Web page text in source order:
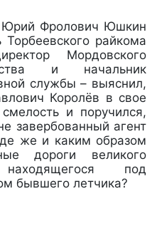
Фролович Юшкин
райкома
Мордовского
и начальник
службы – выяснил,
Королёв в свое
и поручился,
завербованный агент
же и каким образом
дороги великого
под
бывшего летчика?